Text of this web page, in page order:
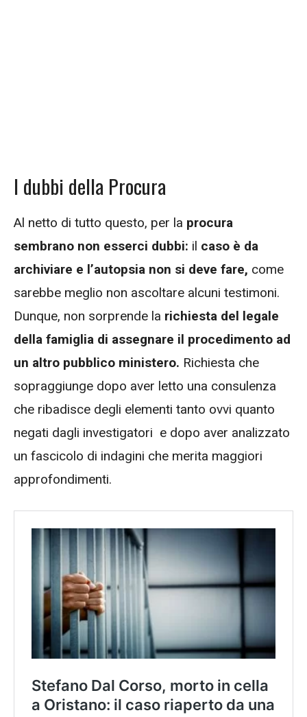
I dubbi della Procura
Al netto di tutto questo, per la procura
sembrano non esserci dubbi: il caso è da
archiviare e l’autopsia non si deve fare, come
sarebbe meglio non ascoltare alcuni testimoni.
Dunque, non sorprende la richiesta del legale
della famiglia di assegnare il procedimento ad
un altro pubblico ministero. Richiesta che
sopraggiunge dopo aver letto una consulenza
che ribadisce degli elementi tanto ovvi quanto
negati dagli investigatori e dopo aver analizzato
un fascicolo di indagini che merita maggiori
approfondimenti.